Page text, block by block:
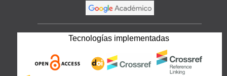
Tecnologías implementadas